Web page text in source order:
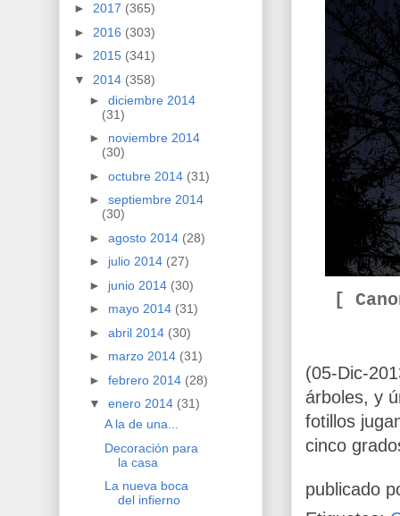
[
(05-Dic-
árboles, y
fotillos
cinco
publicado
► 2017 (365)
► 2016 (303)
► 2015 (341)
▼ 2014 (358)
► diciembre 2014
(31)
► noviembre 2014
(30)
► octubre 2014 (31)
► septiembre 2014
(30)
► agosto 2014 (28)
► julio 2014 (27)
► junio 2014 (30)
► mayo 2014 (31)
► abril 2014 (30)
► marzo 2014 (31)
► febrero 2014 (28)
▼ enero 2014 (31)
A la de una...
Decoración para
la casa
La nueva boca
del infierno